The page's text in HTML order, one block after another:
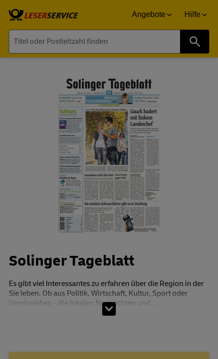
Angebote Hilfe
Solinger Tageblatt
Es gibt viel Interessantes zu erfahren über die Region in der
Sie leben. Ob aus Politik, Wirtschaft, Kultur, Sport oder
Vereinsleben - die lokalen Nachrichten und...